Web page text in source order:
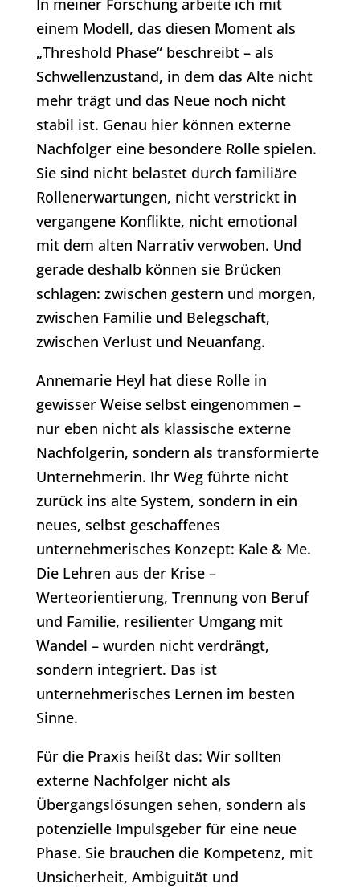
einem Modell, das diesen Moment als
„Threshold Phase“ beschreibt – als
Schwellenzustand, in dem das Alte nicht
mehr trägt und das Neue noch nicht
stabil ist. Genau hier können externe
Nachfolger eine besondere Rolle spielen.
Sie sind nicht belastet durch familiäre
Rollenerwartungen, nicht verstrickt in
vergangene Konflikte, nicht emotional
mit dem alten Narrativ verwoben. Und
gerade deshalb können sie Brücken
schlagen: zwischen gestern und morgen,
zwischen Familie und Belegschaft,
zwischen Verlust und Neuanfang.
Annemarie Heyl hat diese Rolle in
gewisser Weise selbst eingenommen –
nur eben nicht als klassische externe
Nachfolgerin, sondern als transformierte
Unternehmerin. Ihr Weg führte nicht
zurück ins alte System, sondern in ein
neues, selbst geschaffenes
unternehmerisches Konzept: Kale & Me.
Die Lehren aus der Krise –
Werteorientierung, Trennung von Beruf
und Familie, resilienter Umgang mit
Wandel – wurden nicht verdrängt,
sondern integriert. Das ist
unternehmerisches Lernen im besten
Sinne.
Für die Praxis heißt das: Wir sollten
externe Nachfolger nicht als
Übergangslösungen sehen, sondern als
potenzielle Impulsgeber für eine neue
Phase. Sie brauchen die Kompetenz, mit
Unsicherheit, Ambiguität und